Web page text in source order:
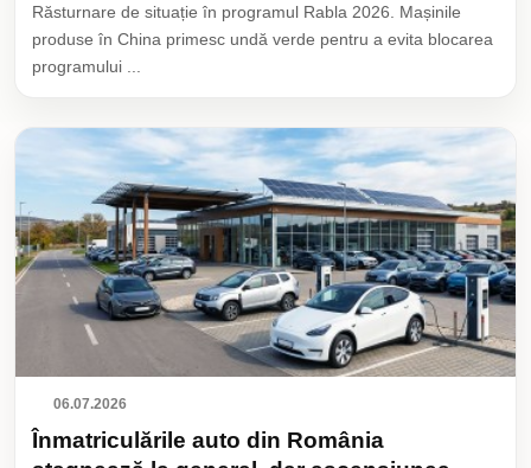
Răsturnare de situație în programul Rabla 2026. Mașinile
produse în China primesc undă verde pentru a evita blocarea
programului ...
06.07.2026
Înmatriculările auto din România